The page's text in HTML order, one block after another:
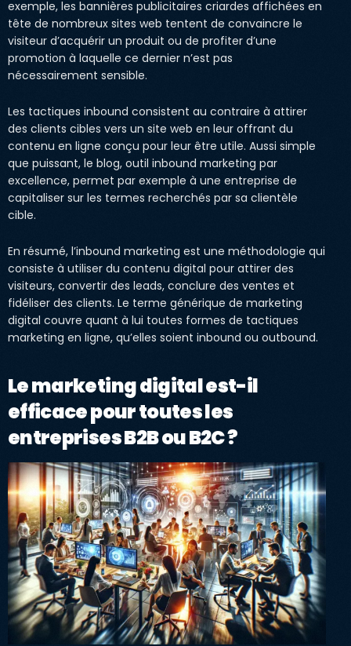
exemple, les bannières publicitaires criardes affichées en
tête de nombreux sites web tentent de convaincre le
visiteur d’acquérir un produit ou de profiter d’une
promotion à laquelle ce dernier n’est pas
nécessairement sensible.
Les tactiques inbound consistent au contraire à attirer
des clients cibles vers un site web en leur offrant du
contenu en ligne conçu pour leur être utile. Aussi simple
que puissant, le blog, outil inbound marketing par
excellence, permet par exemple à une entreprise de
capitaliser sur les termes recherchés par sa clientèle
cible.
En résumé, l’inbound marketing est une méthodologie qui
consiste à utiliser du contenu digital pour attirer des
visiteurs, convertir des leads, conclure des ventes et
fidéliser des clients. Le terme générique de marketing
digital couvre quant à lui toutes formes de tactiques
marketing en ligne, qu’elles soient inbound ou outbound.
Le marketing digital est-il
efficace pour toutes les
entreprises B2B ou B2C ?